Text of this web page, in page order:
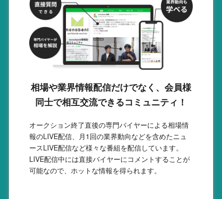
相場や業界情報配信だけでなく、会員様
同士で相互交流できるコミュニティ！
オークション終了直後の専門バイヤーによる相場情
報のLIVE配信、月1回の業界動向などを含めたニュ
ースLIVE配信など様々な番組を配信しています。
LIVE配信中には直接バイヤーにコメントすることが
可能なので、ホットな情報を得られます。